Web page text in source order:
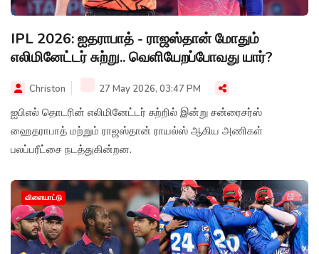
IPL 2026: ஐதராபாத் - ராஜஸ்தான் மோதும்
எலிமினேட்டர் சுற்று.. வெளியேறப்போவது யார்?
Christon 27 May 2026, 03:47 PM
ஐபிஎல் தொடரின் எலிமினேட்டர் சுற்றில் இன்று சன்ரைசர்ஸ்
ஹைதராபாத் மற்றும் ராஜஸ்தான் ராயல்ஸ் ஆகிய அணிகள்
பலப்பரீட்சை நடத்துகின்றன.
விளையாட்டு